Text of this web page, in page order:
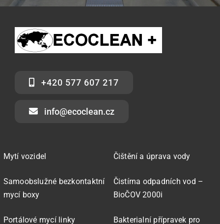
+420 577 607 217
info@ecoclean.cz
Mytí vozidel
Samoobslužné bezkontaktní
mycí boxy
Portálové mycí linky
Čištění a úprava vody
Čistírna odpadních vod –
BioČOV 2000i
Bakterialní přípravek pro